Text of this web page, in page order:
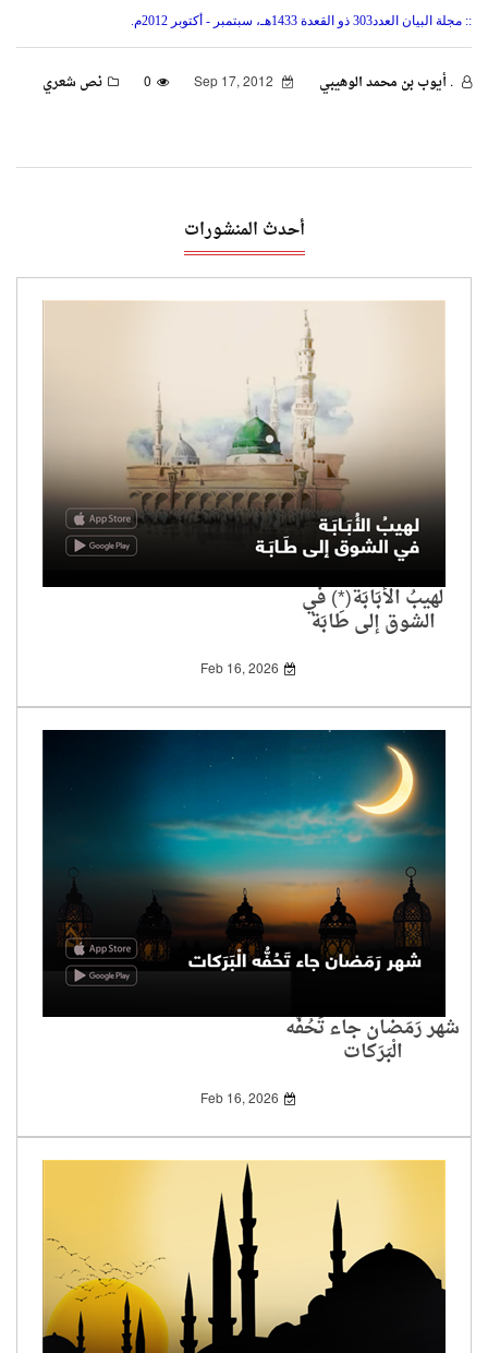
:: مجلة البيان العدد303 ذو القعدة 1433هـ، سبتمبر - أكتوبر 2012م.
. أيوب بن محمد الوهيبي 0 نص شعري
أحدث المنشورات
لهيبُ الأُبَابَة(*) في
الشوق إلى طَابَة
Feb 16, 2026
شهر رَمَضان جاء تَحُفُّه
الْبَرَكات
Feb 16, 2026